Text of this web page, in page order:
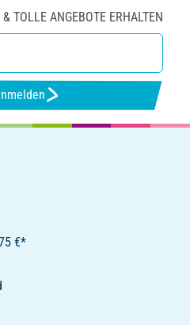
TOLLE ANGEBOTE ERHALTEN
€*